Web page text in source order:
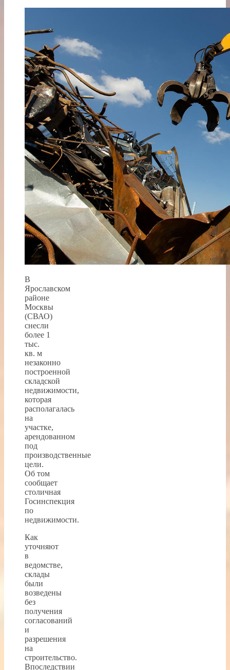
В
Ярославском
районе
Москвы
(СВАО)
снесли
более 1
тыс.
кв. м
незаконно
построенной
складской
недвижимости,
которая
располагалась
на
участке,
арендованном
под
производственные
цели.
Об том
сообщает
столичная
Госинспекция
по
недвижимости.
Как
уточняют
в
ведомстве,
склады
были
возведены
без
получения
согласований
и
разрешения
на
строительство.
Впоследствии